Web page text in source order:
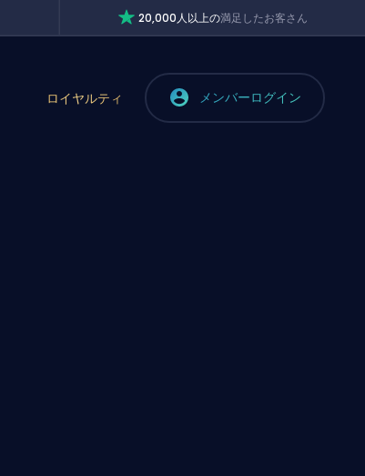
20,000人以上の満足したお客さん
ロイヤルティ メンバーログイン